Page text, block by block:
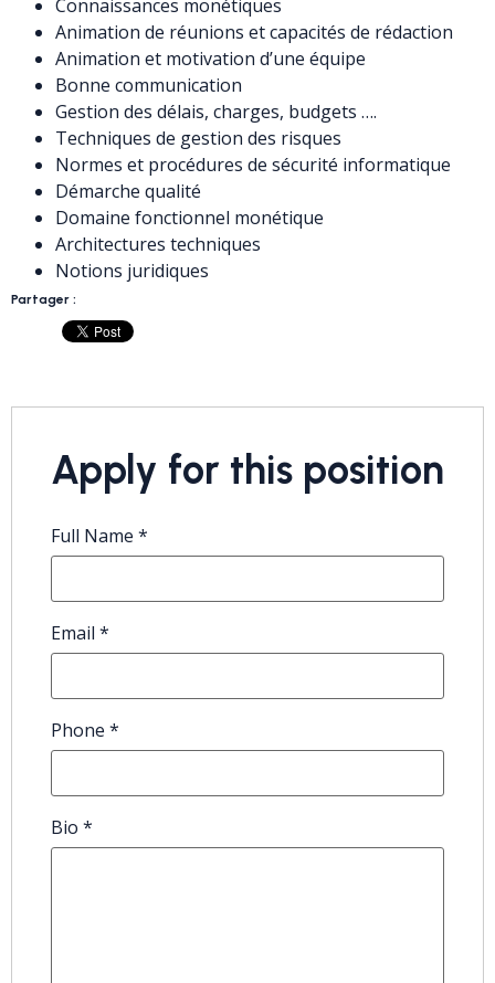
Connaissances monétiques
Animation de réunions et capacités de rédaction
Animation et motivation d’une équipe
Bonne communication
Gestion des délais, charges, budgets ….
Techniques de gestion des risques
Normes et procédures de sécurité informatique
Démarche qualité
Domaine fonctionnel monétique
Architectures techniques
Notions juridiques
Partager :
Apply for this position
Full Name *
Email *
Phone *
Bio *